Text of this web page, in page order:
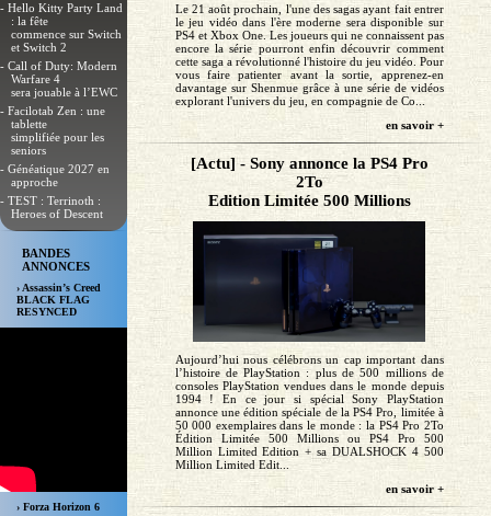
- Hello Kitty Party Land
: la fête
commence sur Switch
et Switch 2
- Call of Duty: Modern
Warfare 4
sera jouable à l’EWC
- Facilotab Zen : une
tablette
simplifiée pour les
seniors
- Généatique 2027 en
approche
- TEST : Terrinoth :
Heroes of Descent
BANDES
ANNONCES
› Assassin’s Creed
BLACK FLAG
RESYNCED
› Forza Horizon 6
Le 21 août prochain, l'une des sagas ayant fait entrer
le jeu vidéo dans l'ère moderne sera disponible sur
PS4 et Xbox One. Les joueurs qui ne connaissent pas
encore la série pourront enfin découvrir comment
cette saga a révolutionné l'histoire du jeu vidéo. Pour
vous faire patienter avant la sortie, apprenez-en
davantage sur Shenmue grâce à une série de vidéos
explorant l'univers du jeu, en compagnie de Co...
en savoir +
[Actu] - Sony annonce la PS4 Pro
2To
Edition Limitée 500 Millions
Aujourd’hui nous célébrons un cap important dans
l’histoire de PlayStation : plus de 500 millions de
consoles PlayStation vendues dans le monde depuis
1994 ! En ce jour si spécial Sony PlayStation
annonce une édition spéciale de la PS4 Pro, limitée à
50 000 exemplaires dans le monde : la PS4 Pro 2To
Édition Limitée 500 Millions ou PS4 Pro 500
Million Limited Edition + sa DUALSHOCK 4 500
Million Limited Edit...
en savoir +